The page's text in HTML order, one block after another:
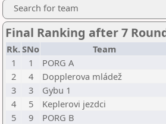
Search for team
Final Ranking after 7
Rk.SNo Team
1
1 PORG A
2
4 Dopplerova mládež
3
3 Gybu 1
4
5 Keplerovi jezdci
5
9 PORG B